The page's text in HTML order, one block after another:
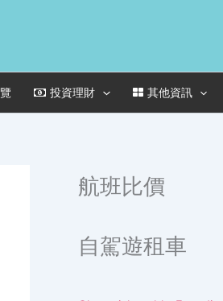
投資理財 其他資訊
航班比價
自駕遊租車